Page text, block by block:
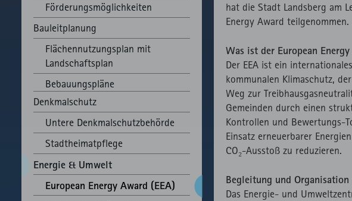
Förderungsmöglichkeiten
Bauleitplanung
Flächennutzungsplan mit
Landschaftsplan
Bebauungspläne
Denkmalschutz
Untere Denkmalschutzbehörde
Stadtheimatpflege
Energie & Umwelt
European Energy Award (EEA)
hat die Stadt Landsberg am
Energy Award teilgenommen.
Was ist der European
Der EEA ist ein
kommunalen Klimaschutz,
Weg zur
Gemeinden durch einen
Kontrollen und Bewertungs-
Einsatz erneuerbarer
CO₂-Ausstoß zu reduzieren.
Begleitung und Organisation
Das Energie- und